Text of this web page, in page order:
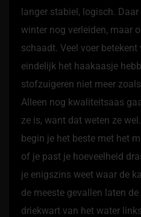
langer stabiel, logisch.
winter nog verleiden, maar
schaadt. Veel voer
eindelijk het haakaasje
stofzuigeren niet meer
Alleen nog kwaliteitsaas
ze is, want dat weten ze
begin je het beste met het
of je past je hoeveelheid
je enigszins weet waar de
de meeste gevallen laten
driekwart van het water